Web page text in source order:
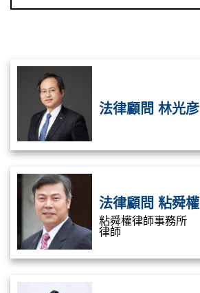
法律顧問 林光彦
法律顧問 粘舜權
粘舜權律師事務所
律師